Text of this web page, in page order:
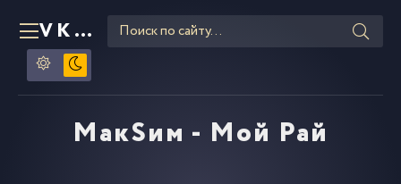
VKLIPE RU
МакSим - Мой Рай